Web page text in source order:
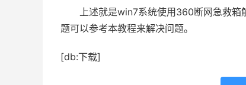
上述就是win7系统使用360断网急救箱
题可以参考本教程来解决问题。
[db:下载]